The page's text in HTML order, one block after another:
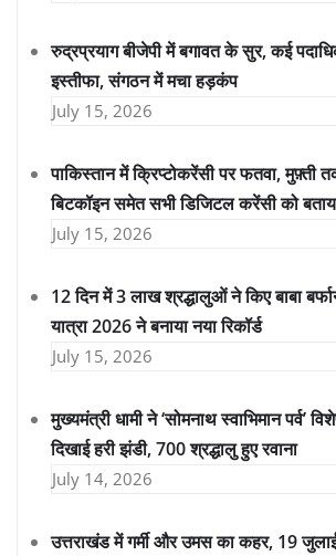
रुद्रप्रयाग बीजेपी में बगावत के सुर, कई
इस्तीफा, संगठन में मचा हड़कंप
July 15, 2026
पाकिस्तान में क्रिप्टोकरेंसी पर फतवा, मुफ़्ती
बिटकॉइन समेत सभी डिजिटल करेंसी को
July 15, 2026
12 दिन में 3 लाख श्रद्धालुओं ने किए बाबा
यात्रा 2026 ने बनाया नया रिकॉर्ड
July 15, 2026
मुख्यमंत्री धामी ने ‘सोमनाथ स्वाभिमान पर्व’
दिखाई हरी झंडी, 700 श्रद्धालु हुए रवाना
July 14, 2026
उत्तराखंड में गर्मी और उमस का कहर, 19